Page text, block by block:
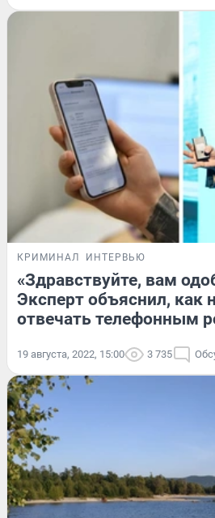
КРИМИНАЛ ИНТЕРВЬЮ
«Здравствуйте, вам
Эксперт объяснил, как
отвечать телефонным
19 августа, 2022, 15:00 3 735